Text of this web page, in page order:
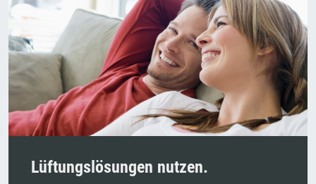
Lüftungslösungen nutzen.